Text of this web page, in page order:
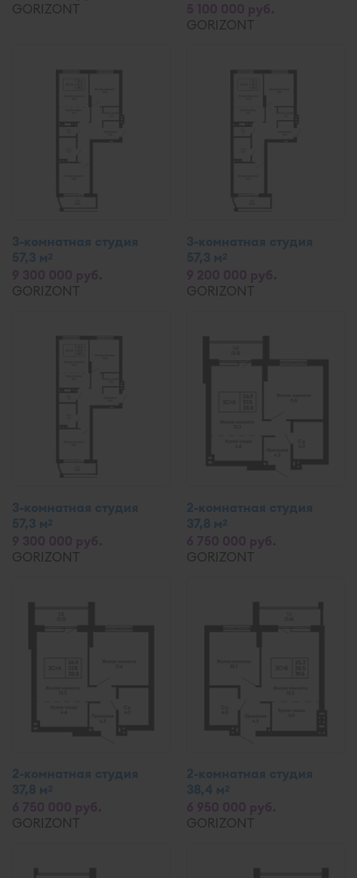
GORIZONT
GORIZONT
3-комнатная студия
57,3 м2
GORIZONT
3-комнатная студия
57,3 м2
GORIZONT
3-комнатная студия
57,3 м2
GORIZONT
2-комнатная студия
37,8 м2
GORIZONT
2-комнатная студия
37,8 м2
GORIZONT
2-комнатная студия
38,4 м2
GORIZONT